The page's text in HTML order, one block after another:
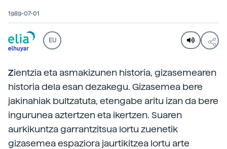
1989-07-01
EU
Zientzia eta asmakizunen historia, gizasemearen
historia dela esan dezakegu. Gizasemea bere
jakinahiak bultzatuta, etengabe aritu izan da bere
ingurunea aztertzen eta ikertzen. Suaren
aurkikuntza garrantzitsua lortu zuenetik
gizasemea espaziora jaurtikitzea lortu arte